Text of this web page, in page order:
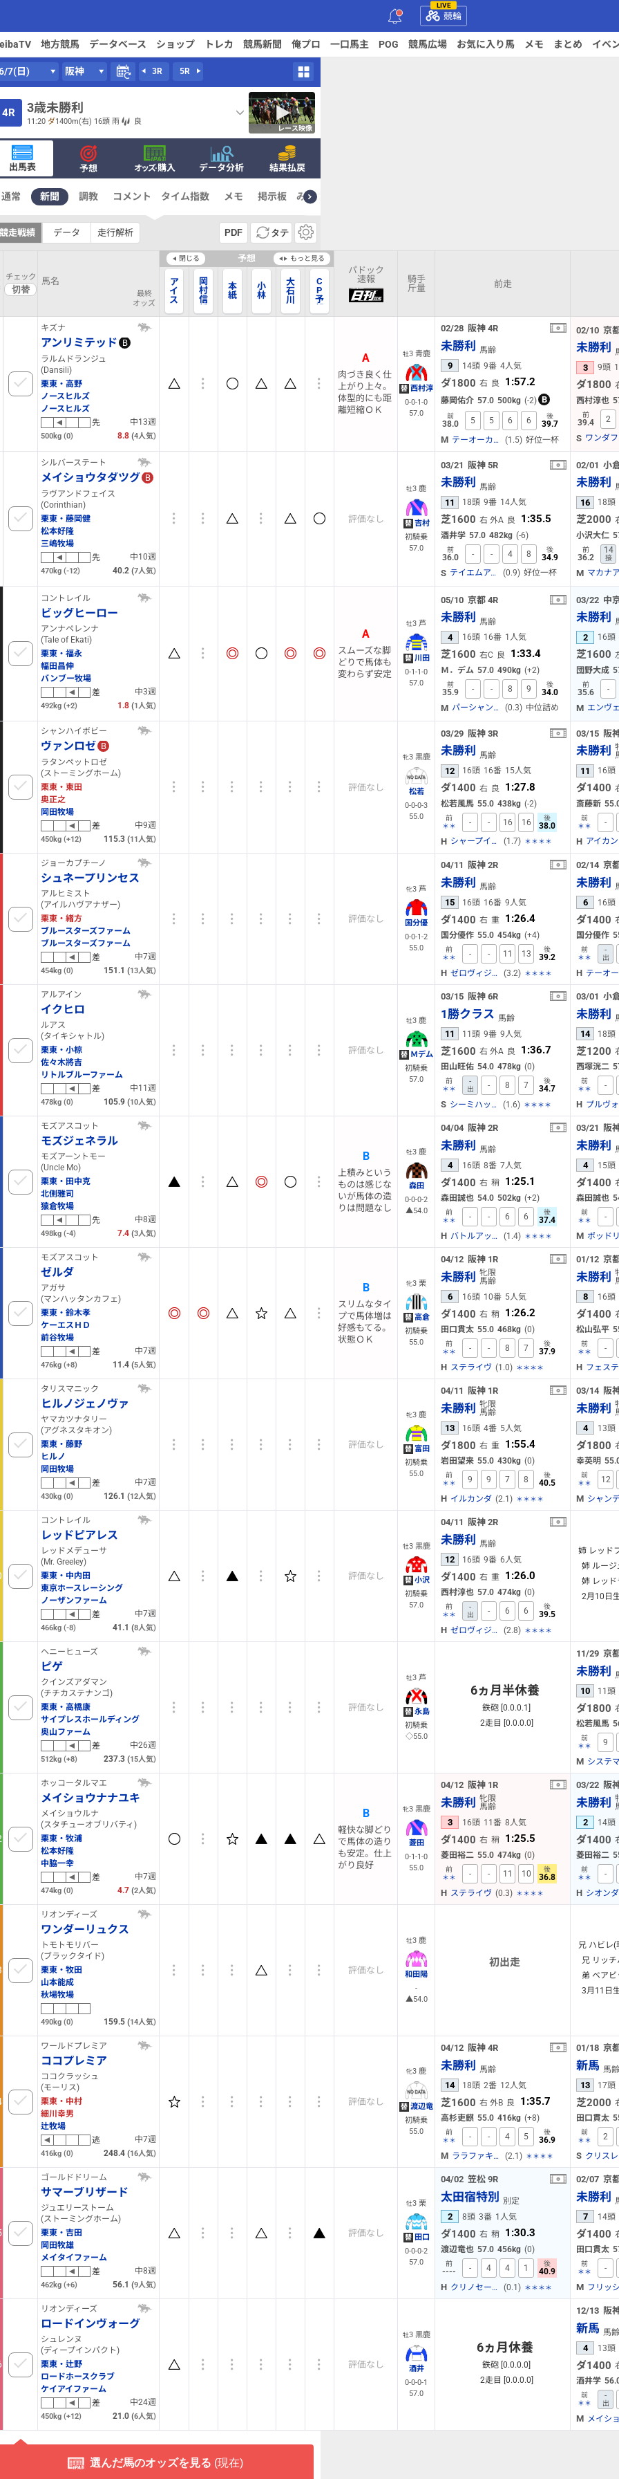
LIVE
競輪
地方競馬 データベース ショップ トレカ 競馬新聞 俺プロ 一口馬主 POG 競馬広場 お気に入り馬 メモ まとめ イベ
7(日) 阪神 3R 5R
4R 3歳未勝利
11:20 ダ1400m(右) 16頭 雨 良
レース映像
出馬表 予想 オッズ·購入 データ分析 結果払戻
通常 新聞 調教 コメント タイム指数 メモ 掲示板 みんなのラベル
競走戦績 データ 走行解析 PDF タテ
チェック 馬名
最終
オッズ
閉じる 予想 もっと見る
ア
イ
ス
岡
村
信
本
紙
小
林
大
石
川
C
P
予
パドック
速報
騎手
斤量
前走
キズナ
アンリミテッド B
ラルムドランジュ
(Dansili)
栗東・高野
ノースヒルズ
ノースヒルズ
先
中13週
500kg (0) 8.8 (4人気)
A
肉づき良く仕
上がり上々。
体型的にも距
離短縮ＯＫ
牡3 青鹿
替 西村淳
0-0-1-0
57.0
02/28 阪神 4R
未勝利 馬齢
9 14頭 9番 4人気
ダ1800 右 良 1:57.2
藤岡佑介 57.0 500kg (-2) B
前
38.0 5 5 6 6 後
39.7
M テーオーカイザー (1.5) 好位一杯
02/10 京
未勝利
3 9頭
ダ1800
西村淳也
前
39.4 2
S
シルバーステート
メイショウタダツグ B
ラヴアンドフェイス
(Corinthian)
栗東・藤岡健
松本好隆
三嶋牧場
先
中10週
470kg (-12) 40.2 (7人気)
評価なし
牡3 鹿
替 吉村
初騎乗
57.0
03/21 阪神 5R
未勝利 馬齢
11 18頭 9番 14人気
芝1600 右 外A 良 1:35.5
酒井学 57.0 482kg (-6)
前
36.0 - - 4 8 後
34.9
S テイエムアイラン (0.9) 好位一杯
02/01 小
未勝利
16 18頭
芝2000
小沢大仁
前
36.2
14
接
M マカナ
コントレイル
ビッグヒーロー
アンナペレンナ
(Tale of Ekati)
栗東・福永
幅田昌伸
バンブー牧場
差
中3週
492kg (+2) 1.8 (1 人気)
A
スムーズな脚
どりで馬体も
変わらず安定
牡3 芦
替 川田
0-1-1-0
57.0
05/10 京都 4R
未勝利 馬齢
4 16頭 16番 1人気
芝1600 右C 良 1:33.4
Ｍ．デム 57.0 490kg (+2)
前
35.9 - - 8 9 後
34.0
M パーシャングレー (0.3) 中位詰め
03/22 中
未勝利
2 16頭
芝1600
団野大成
前
35.6 -
M
シャンハイボビー
ヴァンロゼ B
ラタンペットロゼ
(ストーミングホーム)
栗東・東田
奥正之
岡田牧場
差
中9週
450kg (+12) 115.3 (11人気)
評価なし
牝3 黒鹿
松若
0-0-0-3
55.0
03/29 阪神 3R
未勝利 馬齢
12 16頭 16番 15人気
ダ1400 右 良 1:27.8
松若風馬 55.0 438kg (-2)
前
＊＊
- - 16 16 後
38.0
H シャープインサイト (1.7) ＊＊＊＊
03/15 阪
未勝利
11 16頭
ダ1400
斎藤新
前
＊＊
-
H
ジョーカプチーノ
シュネープリンセス
アルヒミスト
(アイルハヴアナザー)
栗東・緒方
ブルースターズファーム
ブルースターズファーム
差
中7週
454kg (0) 151.1 (13人気)
評価なし
牝3 芦
国分優
0-0-1-2
55.0
04/11 阪神 2R
未勝利 馬齢
15 16頭 16番 9人気
ダ1400 右 重 1:26.4
国分優作 55.0 454kg (+4)
前
＊＊
- - 11 13 後
39.2
H ゼロヴィジビリティ (3.2) ＊＊＊＊
02/14 京
未勝利
6 16頭
ダ1400
国分優作
前
＊＊
-
出
H
アルアイン
イクヒロ
ルアス
(タイキシャトル)
栗東・小椋
佐々木將吉
リトルブルーファーム
差
中11週
478kg (0) 105.9 (10人気)
評価なし
牡3 鹿
替 Ｍデム
初騎乗
57.0
03/15 阪神 6R
1勝クラス 馬齢
11 11頭 9番 9人気
芝1600 右 外A 良 1:36.7
田山旺佑 54.0 478kg (0)
前
＊＊
-
出 - 8 7 後
34.7
S シーミハットク (1.6) ＊＊＊＊
03/01 小
未勝利
14 18頭
芝1200
西塚洸二
前
＊＊
-
H
モズアスコット
モズジェネラル
モズアーントモー
(Uncle Mo)
栗東・田中克
北側雅司
猿倉牧場
先
中8週
498kg (-4) 7.4 (3人気)
B
上積みという
ものは感じな
いが馬体の造
りは問題なし
牡3 鹿
森田
0-0-0-2
▲54.0
04/04 阪神 2R
未勝利 馬齢
4 16頭 8番 7人気
ダ1400 右 稍 1:25.1
森田誠也 54.0 502kg (+2)
前
＊＊
- - 6 6 後
37.4
H バトルアックス (1.4) ＊＊＊＊
03/21 阪
未勝利
4 15頭
ダ1400
森田誠也
前
＊＊
-
M ポッド
モズアスコット
ゼルダ
アガサ
(マンハッタンカフェ)
栗東・鈴木孝
ケーエスＨＤ
前谷牧場
差
中7週
476kg (+8) 11.4 (5人気)
B
スリムなタイ
プで馬体増は
好感もてる。
状態ＯＫ
牝3 栗
替 高倉
初騎乗
55.0
04/12 阪神 1R
未勝利
牝限
馬齢
6 16頭 10番 5人気
ダ1400 右 稍 1:26.2
田口貫太 55.0 468kg (0)
前
＊＊
- - 8 7 後
37.9
H ステライヴ (1.0) ＊＊＊＊
01/12 京
未勝利
8 16頭
ダ1400
松山弘平
前
＊＊
-
H
タリスマニック
ヒルノジェノヴァ
ヤマカツナタリー
(アグネスタキオン)
栗東・藤野
ヒルノ
岡田牧場
差
中7週
430kg (0) 126.1 (12人気)
評価なし
牝3 鹿
替 富田
初騎乗
55.0
04/11 阪神 1R
未勝利
牝限
馬齢
13 16頭 4番 5人気
ダ1800 右 重 1:55.4
岩田望来 55.0 430kg (0)
前
＊＊
9 9 7 8 後
40.5
H イルカンダ (2.1) ＊＊＊＊
03/14 阪
未勝利
4 13頭
ダ1800
幸英明
前
＊＊
12
M
コントレイル
レッドピアレス
レッドメデューサ
(Mr. Greeley)
栗東・中内田
東京ホースレーシング
ノーザンファーム
差
中7週
466kg (-8) 41.1 (8人気)
評価なし
牡3 黒鹿
替 小沢
初騎乗
57.0
04/11 阪神 2R
未勝利 馬齢
12 16頭 9番 6人気
ダ1400 右 重 1:26.0
西村淳也 57.0 474kg (0)
前
＊＊
-
出 - 6 6 後
39.5
H ゼロヴィジビリティ (2.8) ＊＊＊＊
姉 レッド
姉 ルージ
姉 レッド
2月10日
ヘニーヒューズ
ピゲ
クインズアダマン
(チチカステナンゴ)
栗東・高橋康
サイプレスホールディング
奥山ファーム
差
中26週
512kg (+8) 237.3 (15人気)
評価なし
牡3 芦
替 永島
初騎乗
◇55.0
6ヵ月半休養
鉄砲 [0.0.0.1]
2走目 [0.0.0.0]
11/29 京
未勝利
10 11頭
ダ1800
松若風馬
前
＊＊
9
M
ホッコータルマエ
メイショウナナユキ
メイショウルナ
(スタチューオブリバティ)
栗東・牧浦
松本好隆
中脇一幸
差
中7週
474kg (0) 4.7 (2人気)
B
軽快な脚どり
で馬体の造り
も安定。仕上
がり良好
牝3 黒鹿
菱田
0-1-1-0
55.0
04/12 阪神 1R
未勝利
牝限
馬齢
3 16頭 11番 8人気
ダ1400 右 稍 1:25.5
菱田裕二 55.0 474kg (0)
前
＊＊
- - 11 10 後
36.8
H ステライヴ (0.3) ＊＊＊＊
03/22 阪
未勝利
2 14頭
ダ1400
菱田裕二
前
＊＊
-
H
リオンディーズ
ワンダーリュクス
トモトモリバー
(ブラックタイド)
栗東・牧田
山本能成
秋場牧場
490kg (0) 159.5 (14人気)
評価なし
牡3 鹿
和田陽
-
▲54.0
初出走
兄 ハビレ(
兄 リッ
弟 ベア
3月11日
ワールドプレミア
ココプレミア
ココクラッシュ
(モーリス)
栗東・中村
細川幸男
辻牧場
逃
中7週
416kg (0) 248.4 (16人気)
評価なし
牝3 鹿
替 渡辺竜
初騎乗
55.0
04/12 阪神 4R
未勝利 馬齢
14 18頭 2番 12人気
芝1600 右 外B 良 1:35.7
高杉吏麒 55.0 416kg (+8)
前
＊＊
- - 4 5 後
36.9
M ララファキュルテ (2.1) ＊＊＊＊
01/18 京
新馬 馬齢
13 17頭
芝2000
田口貫太
前
＊＊
2
S
ゴールドドリーム
サマーブリザード
ジュエリーストーム
(ストーミングホーム)
栗東・吉田
岡田牧雄
メイタイファーム
差
中8週
462kg (+6) 56.1 (9人気)
評価なし
牡3 栗
替 田口
0-0-0-2
57.0
04/02 笠松 9R
太田宿特別 別定
2 8頭 3番 1人気
ダ1400 右 稍 1:30.3
渡辺竜也 57.0 456kg (0)
前
---- - 4 4 1 後
40.9
H クリノセーラーマン (0.1) ＊＊＊＊
02/07 京
未勝利
7 14頭
ダ1400
田口貫太
前
＊＊
-
M フリッ
リオンディーズ
ロードインヴォーグ
シュレンヌ
(ディープインパクト)
栗東・辻野
ロードホースクラブ
ケイアイファーム
差
中24週
450kg (+12) 21.0 (6人気)
評価なし
牡3 黒鹿
酒井
0-0-0-1
57.0
6ヵ月休養
鉄砲 [0.0.0.0]
2走目 [0.0.0.0]
12/13 阪
新馬 馬齢
4 13頭
ダ1400
酒井学
前
＊＊
-
出
M
選んだ馬のオッズを見る (現在)